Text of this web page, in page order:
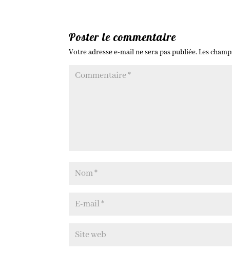
Poster le commentaire
Votre adresse e-mail ne sera pas publiée.Les